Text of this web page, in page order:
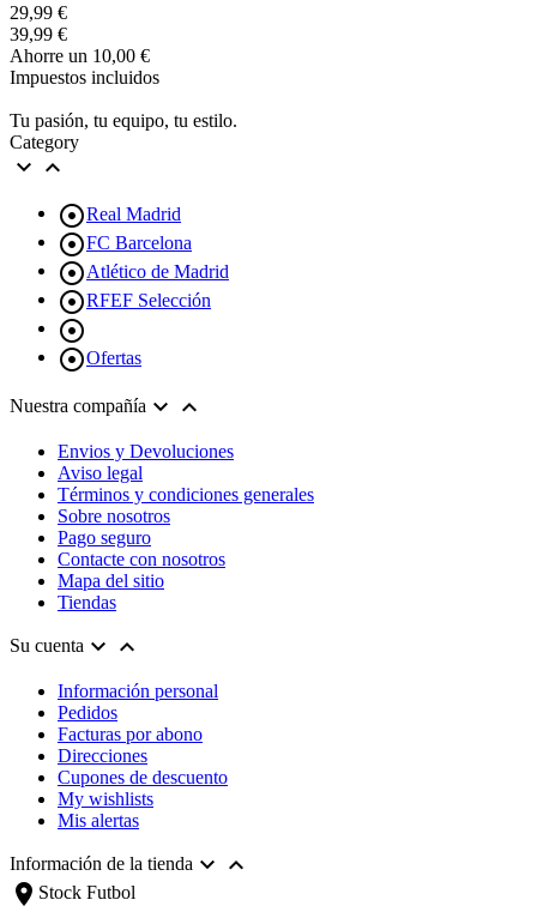
29,99 €
39,99 €
Ahorre un 10,00 €
Impuestos incluidos
Tu pasión, tu equipo, tu estilo.
Category
 
Real Madrid
FC Barcelona
 Atlético de Madrid
RFEF Selección

Ofertas
Nuestra compañía  
Envios y Devoluciones
Aviso legal
Términos y condiciones generales
Sobre nosotros
Pago seguro
Contacte con nosotros
Mapa del sitio
Tiendas
Su cuenta  
Información personal
Pedidos
Facturas por abono
Direcciones
Cupones de descuento
My wishlists
Mis alertas
Información de la tienda  
location_on Stock Futbol